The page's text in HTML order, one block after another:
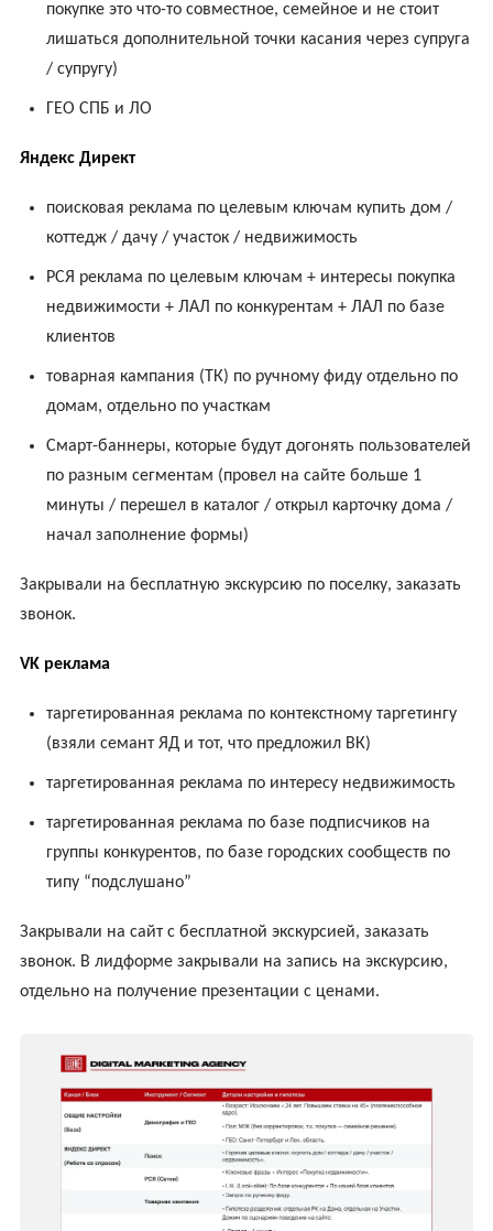
покупке это что-то совместное, семейное и не стоит
лишаться дополнительной точки касания через супруга
/ супругу)
ГЕО СПБ и ЛО
Яндекс Директ
поисковая реклама по целевым ключам купить дом /
коттедж / дачу / участок / недвижимость
РСЯ реклама по целевым ключам + интересы покупка
недвижимости + ЛАЛ по конкурентам + ЛАЛ по базе
клиентов
товарная кампания (ТК) по ручному фиду отдельно по
домам, отдельно по участкам
Смарт-баннеры, которые будут догонять пользователей
по разным сегментам (провел на сайте больше 1
минуты / перешел в каталог / открыл карточку дома /
начал заполнение формы)
Закрывали на бесплатную экскурсию по поселку, заказать
звонок.
VK реклама
таргетированная реклама по контекстному таргетингу
(взяли семант ЯД и тот, что предложил ВК)
таргетированная реклама по интересу недвижимость
таргетированная реклама по базе подписчиков на
группы конкурентов, по базе городских сообществ по
типу “подслушано”
Закрывали на сайт с бесплатной экскурсией, заказать
звонок. В лидформе закрывали на запись на экскурсию,
отдельно на получение презентации с ценами.